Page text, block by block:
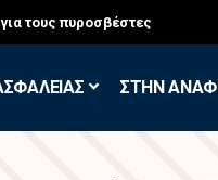
τους πυροσβέστες
ΣΤΗΝ